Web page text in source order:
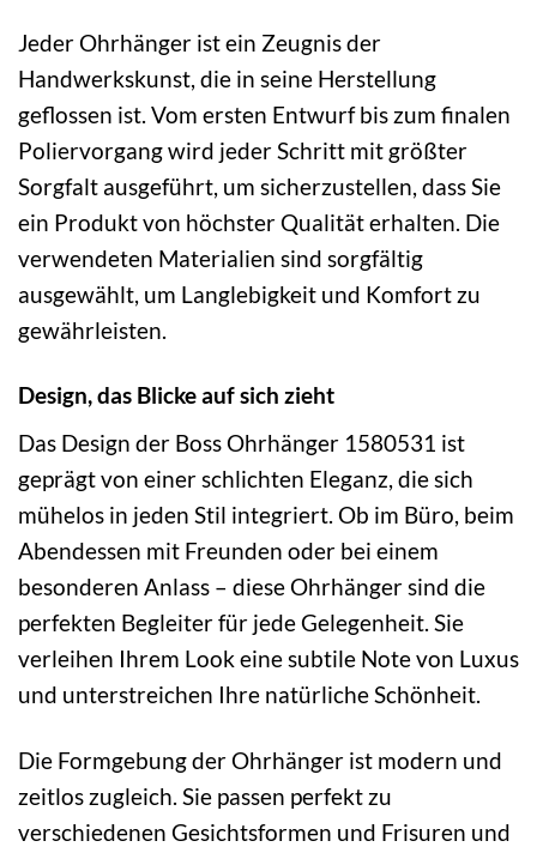
Jeder Ohrhänger ist ein Zeugnis der
Handwerkskunst, die in seine Herstellung
geflossen ist. Vom ersten Entwurf bis zum finalen
Poliervorgang wird jeder Schritt mit größter
Sorgfalt ausgeführt, um sicherzustellen, dass Sie
ein Produkt von höchster Qualität erhalten. Die
verwendeten Materialien sind sorgfältig
ausgewählt, um Langlebigkeit und Komfort zu
gewährleisten.
Design, das Blicke auf sich zieht
Das Design der Boss Ohrhänger 1580531 ist
geprägt von einer schlichten Eleganz, die sich
mühelos in jeden Stil integriert. Ob im Büro, beim
Abendessen mit Freunden oder bei einem
besonderen Anlass – diese Ohrhänger sind die
perfekten Begleiter für jede Gelegenheit. Sie
verleihen Ihrem Look eine subtile Note von Luxus
und unterstreichen Ihre natürliche Schönheit.
Die Formgebung der Ohrhänger ist modern und
zeitlos zugleich. Sie passen perfekt zu
verschiedenen Gesichtsformen und Frisuren und